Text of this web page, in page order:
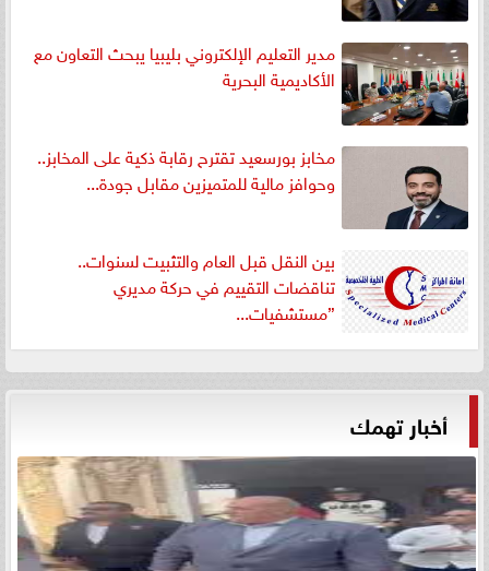
مدير التعليم الإلكتروني بليبيا يبحث التعاون مع
الأكاديمية البحرية
مخابز بورسعيد تقترح رقابة ذكية على المخابز..
وحوافز مالية للمتميزين مقابل جودة...
بين النقل قبل العام والتثبيت لسنوات..
تناقضات التقييم في حركة مديري
”مستشفيات...
أخبار تهمك